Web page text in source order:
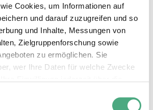
Cookies, um Informationen auf
und darauf zuzugreifen und so
und Inhalte, Messungen von
Zielgruppenforschung sowie
zu ermöglichen. Sie
wer Ihre Daten für welche Zwecke
oder widerrufen
der Völklinger Hütte mit
Völklinger Hütte | Karl
©
Völklinger Hütte